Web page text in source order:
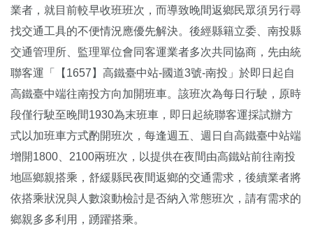
業者，就目前較早收班班次，而導致晚間返鄉民眾須另行尋
找交通工具的不便情況應優先解決。後經縣籍立委、南投縣
交通管理所、監理單位會同客運業者多次共同協商，先由統
聯客運「【1657】高鐵臺中站-國道3號-南投」於即日起自
高鐵臺中端往南投方向加開班車。該班次為每日行駛，原時
段僅行駛至晚間1930為末班車，即日起統聯客運採試辦方
式以加班車方式酌開班次，每逢週五、週日自高鐵臺中站端
增開1800、2100兩班次，以提供在夜間由高鐵站前往南投
地區鄉親搭乘，舒緩縣民夜間返鄉的交通需求，後續業者將
依搭乘狀況與人數滾動檢討是否納入常態班次，請有需求的
鄉親多多利用，踴躍搭乘。